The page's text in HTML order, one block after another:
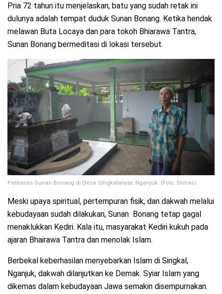
Pria 72 tahun itu menjelaskan, batu yang sudah retak ini
dulunya adalah tempat duduk Sunan Bonang. Ketika hendak
melawan Buta Locaya dan para tokoh Bhiarawa Tantra,
Sunan Bonang bermeditasi di lokasi tersebut.
Petilasan Sunan Bonang di Desa SIngkalanyar, Nganjuk. (Foto: Dimas)
Meski upaya spiritual, pertempuran fisik, dan dakwah melalui
kebudayaan sudah dilakukan, Sunan Bonang tetap gagal
menaklukkan Kediri. Kala itu, masyarakat Kediri kukuh pada
ajaran Bhairawa Tantra dan menolak Islam.
Berbekal keberhasilan menyebarkan Islam di Singkal,
Nganjuk, dakwah dilanjutkan ke Demak. Syiar Islam yang
dikemas dalam kebudayaan Jawa semakin disempurnakan.